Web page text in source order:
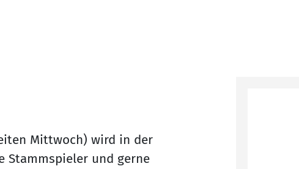
Mittwoch) wird in der
Stammspieler und gerne